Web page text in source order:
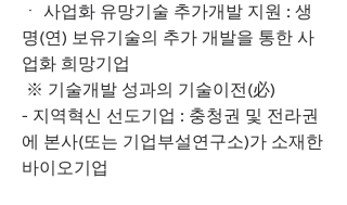
ㆍ 사업화 유망기술 추가개발 지원 : 생
명(연) 보유기술의 추가 개발을 통한 사
업화 희망기업
※ 기술개발 성과의 기술이전(必)
- 지역혁신 선도기업 : 충청권 및 전라권
에 본사(또는 기업부설연구소)가 소재한
바이오기업